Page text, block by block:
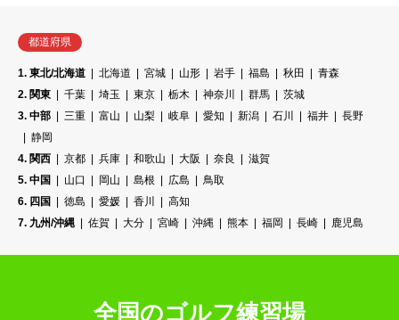
都道府県
1. 東北/北海道 北海道 宮城 山形 岩手 福島 秋田
青森
2. 関東
千葉 埼玉 東京 栃木 神奈川 群馬
茨城
3. 中部
三重 富山 山梨 岐阜 愛知 新潟 石川 福井
長野
静岡
4. 関西
京都 兵庫 和歌山 大阪 奈良
滋賀
5. 中国
山口 岡山 島根 広島
鳥取
6. 四国
徳島 愛媛 香川
高知
7. 九州/沖縄
佐賀 大分 宮崎 沖縄 熊本 福岡 長崎 鹿児島
全国のゴルフ練習場